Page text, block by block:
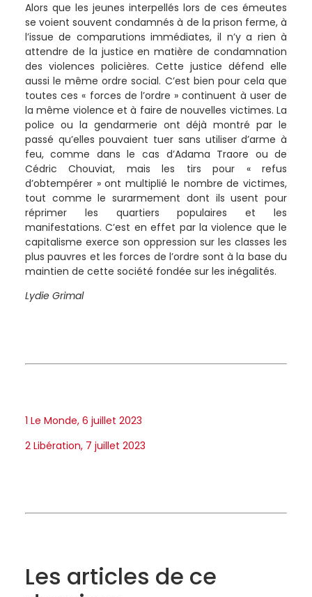
Alors que les jeunes interpellés lors de ces émeutes
se voient souvent condamnés à de la prison ferme, à
l’issue de comparutions immédiates, il n’y a rien à
attendre de la justice en matière de condamnation
des violences policières. Cette justice défend elle
aussi le même ordre social. C’est bien pour cela que
toutes ces « forces de l’ordre » continuent à user de
la même violence et à faire de nouvelles victimes. La
police ou la gendarmerie ont déjà montré par le
passé qu’elles pouvaient tuer sans utiliser d’arme à
feu, comme dans le cas d’Adama Traore ou de
Cédric Chouviat, mais les tirs pour « refus
d’obtempérer » ont multiplié le nombre de victimes,
tout comme le surarmement dont ils usent pour
réprimer les quartiers populaires et les
manifestations. C’est en effet par la violence que le
capitalisme exerce son oppression sur les classes les
plus pauvres et les forces de l’ordre sont à la base du
maintien de cette société fondée sur les inégalités.
Lydie Grimal
1 Le Monde, 6 juillet 2023
2 Libération, 7 juillet 2023
Les articles de ce